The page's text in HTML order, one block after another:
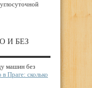
И БЕЗ
машин без
Праге: сколько